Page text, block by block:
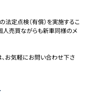
法定点検（有償）を実施するこ
人売買ながらも新車同様のメ
お気軽にお問い合わせ下さ